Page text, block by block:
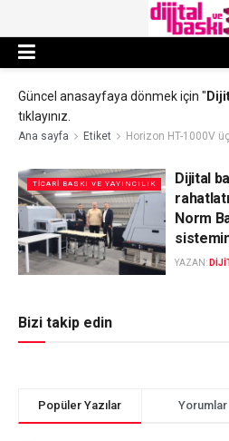
Güncel anasayfaya dönmek için "
tıklayınız.
Ana sayfa Etiket Horizon HT-1000V
TICARI BASKI VE YAYINCILIK
Dijital
Norm
YAZAN:
Bizi takip edin
Popüler Yazılar Yorumlar